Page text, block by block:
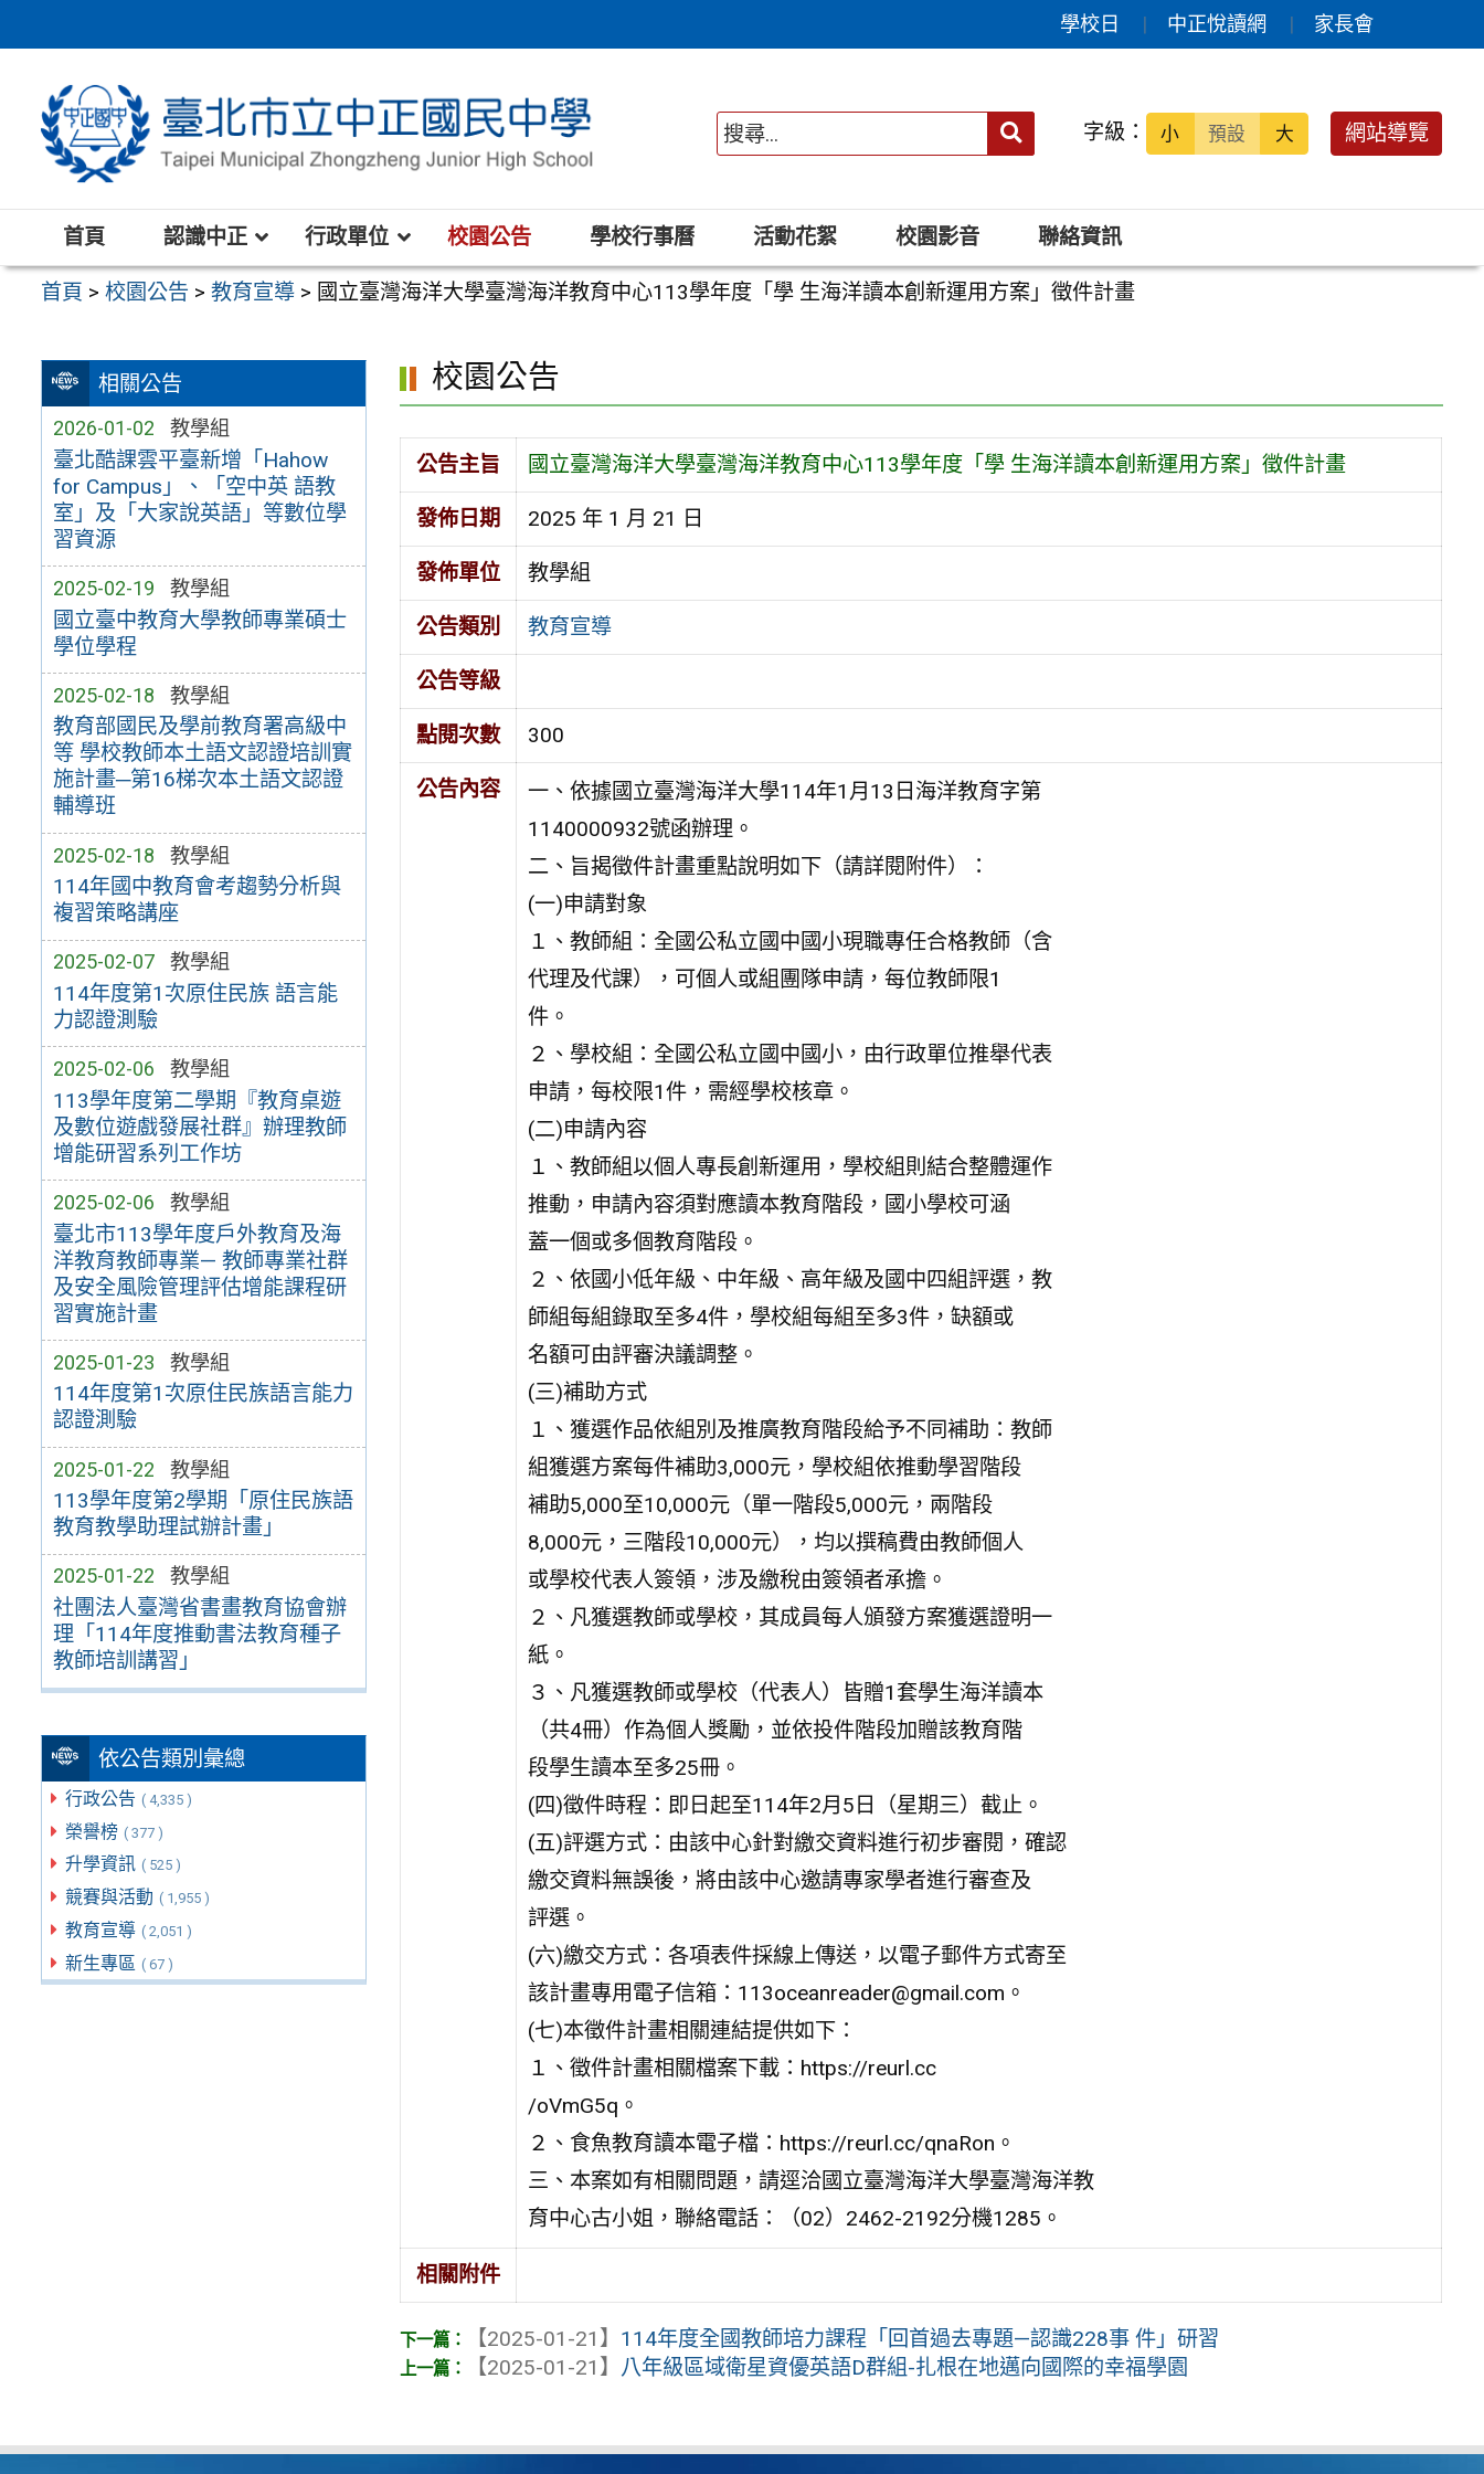
至
區
學校日 中正悅讀網 家長會
送出 字級： 小 預設 大 網站導覽
首頁 認識中正 行政單位 校園公告 學校行事曆 活動花絮 校園影音 聯絡資訊
首頁 >校園公告 >教育宣導 > 國立臺灣海洋大學臺灣海洋教育中心113學年度「學 生海洋讀本創新運用方案」徵件計畫
相關公告
2026-01-02 教學組
臺北酷課雲平臺新增「Hahow
for Campus」、「空中英 語教
室」及「大家說英語」等數位學
習資源
2025-02-19 教學組
國立臺中教育大學教師專業碩士
學位學程
2025-02-18 教學組
教育部國民及學前教育署高級中
等 學校教師本土語文認證培訓實
施計畫─第16梯次本土語文認證
輔導班
2025-02-18 教學組
114年國中教育會考趨勢分析與
複習策略講座
2025-02-07 教學組
114年度第1次原住民族 語言能
力認證測驗
2025-02-06 教學組
113學年度第二學期『教育桌遊
及數位遊戲發展社群』辦理教師
增能研習系列工作坊
2025-02-06 教學組
臺北市113學年度戶外教育及海
洋教育教師專業— 教師專業社群
及安全風險管理評估增能課程研
習實施計畫
2025-01-23 教學組
114年度第1次原住民族語言能力
認證測驗
2025-01-22 教學組
113學年度第2學期「原住民族語
教育教學助理試辦計畫」
2025-01-22 教學組
社團法人臺灣省書畫教育協會辦
理「114年度推動書法教育種子
教師培訓講習」
依公告類別彙總
行政公告 ( 4,335 )
榮譽榜 ( 377 )
升學資訊 ( 525 )
競賽與活動 ( 1,955 )
教育宣導 ( 2,051 )
新生專區 ( 67 )
校園公告
公告主旨 國立臺灣海洋大學臺灣海洋教育中心113學年度「學 生海洋讀本創新運用方案」徵件計畫
發佈日期 2025 年 1 月 21 日
發佈單位 教學組
公告類別 教育宣導
公告等級
點閱次數 300
公告內容
一、依據國立臺灣海洋大學114年1月13日海洋教育字第
1140000932號函辦理。
二、旨揭徵件計畫重點說明如下（請詳閱附件）：
(一)申請對象
１、教師組：全國公私立國中國小現職專任合格教師（含
代理及代課），可個人或組團隊申請，每位教師限1
件。
２、學校組：全國公私立國中國小，由行政單位推舉代表
申請，每校限1件，需經學校核章。
(二)申請內容
１、教師組以個人專長創新運用，學校組則結合整體運作
推動，申請內容須對應讀本教育階段，國小學校可涵
蓋一個或多個教育階段。
２、依國小低年級、中年級、高年級及國中四組評選，教
師組每組錄取至多4件，學校組每組至多3件，缺額或
名額可由評審決議調整。
(三)補助方式
１、獲選作品依組別及推廣教育階段給予不同補助：教師
組獲選方案每件補助3,000元，學校組依推動學習階段
補助5,000至10,000元（單一階段5,000元，兩階段
8,000元，三階段10,000元），均以撰稿費由教師個人
或學校代表人簽領，涉及繳稅由簽領者承擔。
２、凡獲選教師或學校，其成員每人頒發方案獲選證明一
紙。
３、凡獲選教師或學校（代表人）皆贈1套學生海洋讀本
（共4冊）作為個人獎勵，並依投件階段加贈該教育階
段學生讀本至多25冊。
(四)徵件時程：即日起至114年2月5日（星期三）截止。
(五)評選方式：由該中心針對繳交資料進行初步審閱，確認
繳交資料無誤後，將由該中心邀請專家學者進行審查及
評選。
(六)繳交方式：各項表件採線上傳送，以電子郵件方式寄至
該計畫專用電子信箱：113oceanreader@gmail.com。
(七)本徵件計畫相關連結提供如下：
１、徵件計畫相關檔案下載：https://reurl.cc
/oVmG5q。
２、食魚教育讀本電子檔：https://reurl.cc/qnaRon。
三、本案如有相關問題，請逕洽國立臺灣海洋大學臺灣海洋教
育中心古小姐，聯絡電話：（02）2462-2192分機1285。
相關附件
【2025-01-21】 114年度全國教師培力課程「回首過去專題—認識228事 件」研習
【2025-01-21】 八年級區域衛星資優英語D群組-扎根在地邁向國際的幸福學園